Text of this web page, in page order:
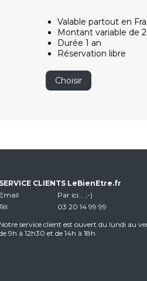
Valable partout en
Montant variable de
Durée 1 an
Réservation libre
Choisir
SERVICE CLIENTS LeBienEtre.fr
Email
Par ici... ;-)
03 20 14 99 99
Notre service client est ouvert du lundi au
9h à 12h30 et de 14h à 18h